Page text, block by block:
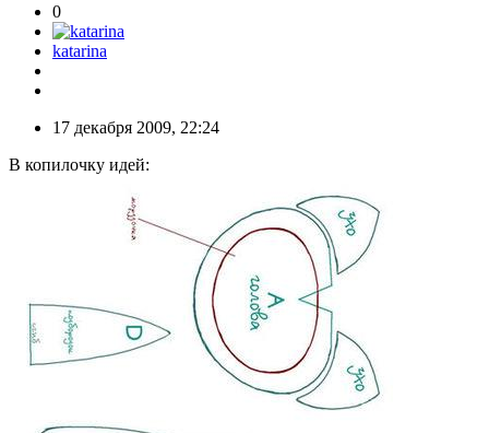
0
katarina
17 декабря 2009, 22:24
В копилочку идей: